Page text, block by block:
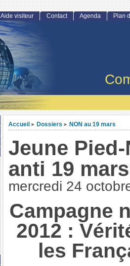
Accueil > Dossiers > NON au 19 mars
Jeune
anti 19
mercredi 24
Campagne
2012 :
les
Aide visiteur Contact Agenda Plan